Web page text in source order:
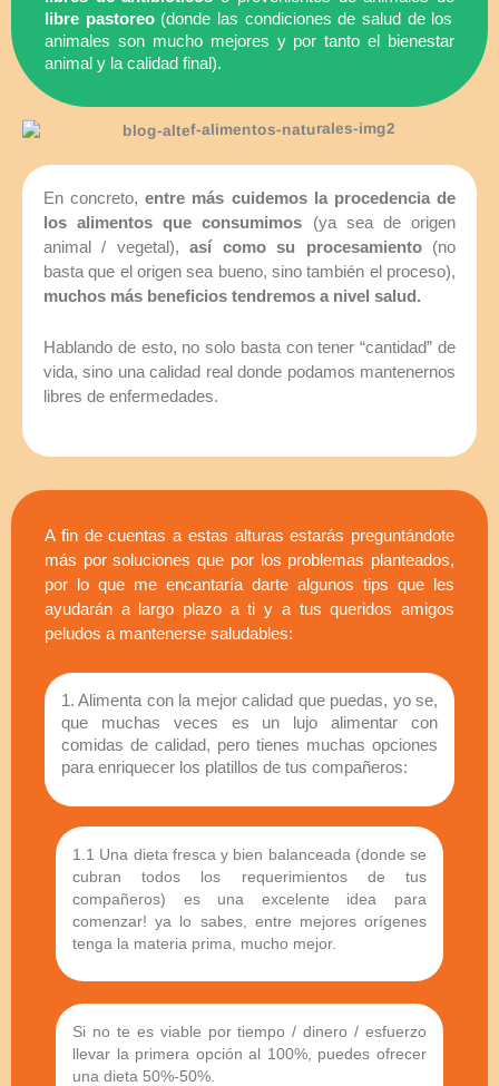
libre pastoreo(donde las condiciones de salud de los
animales son mucho mejores y por tanto el bienestar
animal y la calidad final).
En concreto,entre más cuidemos la procedencia de
los alimentos que consumimos (ya sea de origen
animal / vegetal),así como su procesamiento(no
basta que el origen sea bueno, sino también el proceso),
muchos más beneficios tendremos a nivel salud.
Hablando de esto, no solo basta con tener “cantidad” de
vida, sino una calidad real donde podamos mantenernos
libres de enfermedades.
A fin de cuentas a estas alturas estarás preguntándote
más por soluciones que por los problemas planteados,
por lo que me encantaría darte algunos tips que les
ayudarán a largo plazo a ti y a tus queridos amigos
peludos a mantenerse saludables:
1. Alimenta con la mejor calidad que puedas, yo se,
que muchas veces es un lujo alimentar con
comidas de calidad, pero tienes muchas opciones
para enriquecer los platillos de tus compañeros:
1.1 Una dieta fresca y bien balanceada (donde se
cubran todos los requerimientos de tus
compañeros) es una excelente idea para
comenzar! ya lo sabes, entre mejores orígenes
tenga la materia prima, mucho mejor.
Si no te es viable por tiempo / dinero / esfuerzo
llevar la primera opción al 100%, puedes ofrecer
una dieta 50%-50%.